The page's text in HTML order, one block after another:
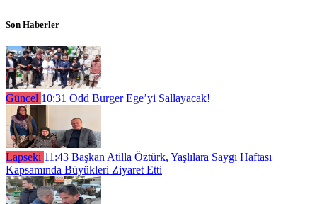
Son Haberler
Güncel 10:31 Odd Burger Ege’yi Sallayacak!
Lapseki 11:43 Başkan Atilla Öztürk, Yaşlılara Saygı Haftası
Kapsamında Büyükleri Ziyaret Etti